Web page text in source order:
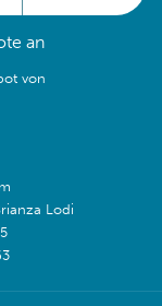
an
von
Lodi